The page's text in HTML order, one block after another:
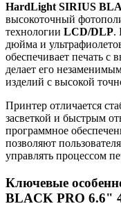
HardLight SIRIUS
высокоточный
технологии LCD/DLP.
дюйма и
обеспечивает печать
делает его
изделий с высокой
Принтер отличается
засветкой и быстрым
программное
позволяют
управлять процессом
Ключевые
BLACK PRO 6.6"